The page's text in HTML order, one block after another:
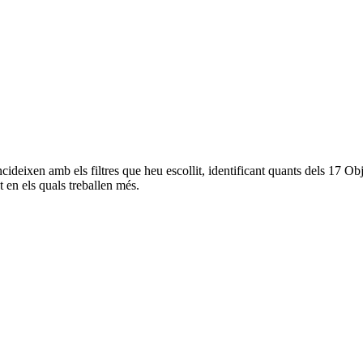
amb els filtres que heu escollit, identificant quants dels 17
els quals treballen més.